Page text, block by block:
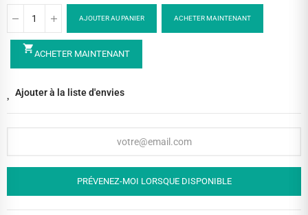
AJOUTER AU PANIER ACHETER MAINTENANT
shopping_cartACHETER MAINTENANT
Ajouter à la liste d'envies
PRÉVENEZ-MOI LORSQUE DISPONIBLE